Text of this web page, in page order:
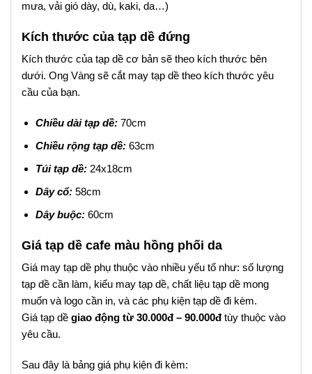
mưa, vải gió dày, dù, kaki, da…)
Kích thước của tạp dề đứng
Kích thước của tạp dề cơ bản sẽ theo kích thước bên
dưới. Ong Vàng sẽ cắt may tạp dề theo kích thước yêu
cầu của bạn.
Chiều dài tạp dề: 70cm
Chiều rộng tạp dề: 63cm
Túi tạp dề: 24x18cm
Dây cổ: 58cm
Dây buộc: 60cm
Giá tạp dề cafe màu hồng phối da
Giá may tạp dề phụ thuộc vào nhiều yếu tố như: số lượng
tạp dề cần làm, kiểu may tạp dề, chất liệu tạp dề mong
muốn và logo cần in, và các phụ kiện tạp dề đi kèm.
Giá tạp dề giao động từ 30.000đ – 90.000đtùy thuộc vào
yêu cầu.
Sau đây là bảng giá phụ kiện đi kèm: